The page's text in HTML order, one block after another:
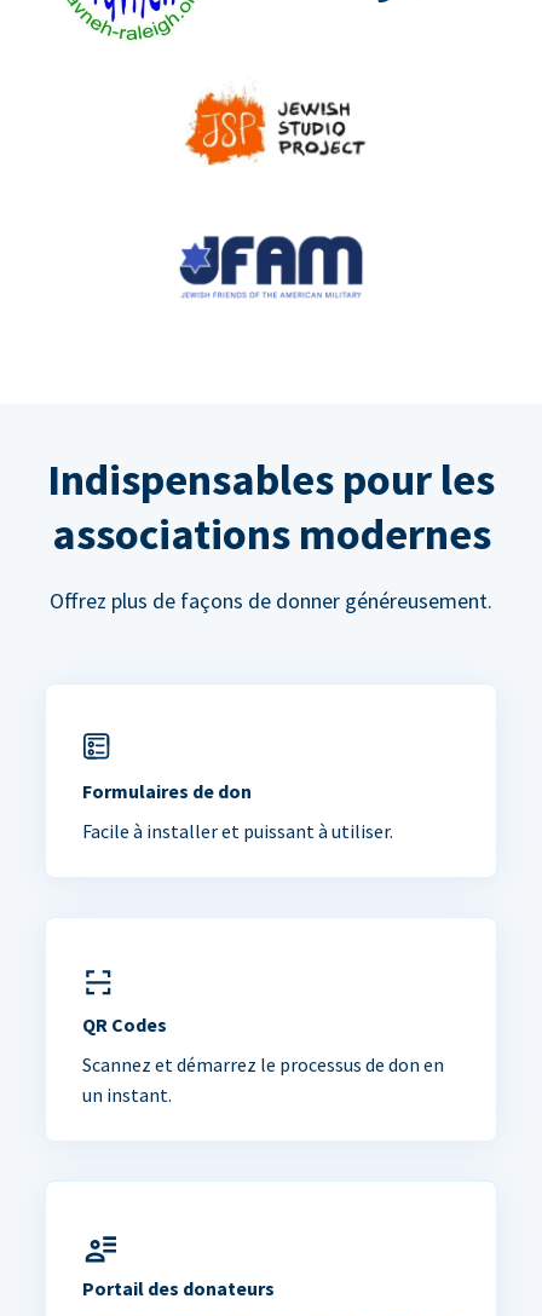
Indispensables pour les
associations modernes
Offrez plus de façons de donner généreusement.
Formulaires de don
Facile à installer et puissant à utiliser.
QR Codes
Scannez et démarrez le processus de don en
un instant.
Portail des donateurs